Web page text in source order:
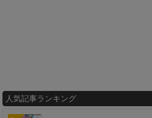
人気記事ランキング